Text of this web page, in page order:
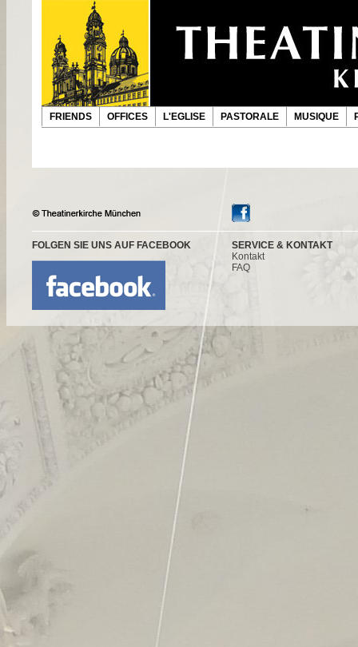
FRIENDS OFFICES L'EGLISE PASTORALE MUSIQUE
FOLGEN SIE UNS AUF FACEBOOK
SERVICE & KONTAKT
Kontakt
FAQ